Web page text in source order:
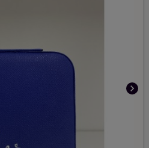
chevron_right